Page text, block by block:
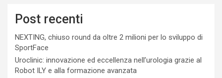
Post recenti
NEXTING, chiuso round da oltre 2 milioni per lo sviluppo di
SportFace
Uroclinic: innovazione ed eccellenza nell’urologia grazie al
Robot ILY e alla formazione avanzata